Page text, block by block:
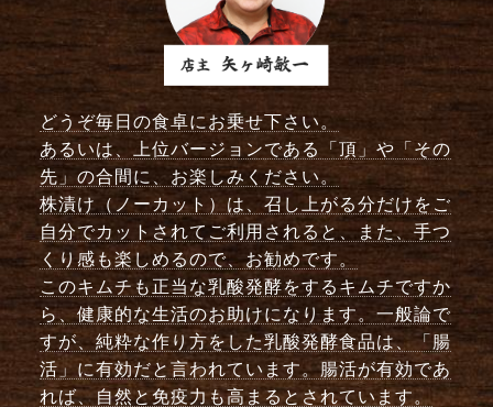
どうぞ毎日の食卓にお乗せ下さい。
あるいは、上位バージョンである「頂」や「その
先」の合間に、お楽しみください。
株漬け（ノーカット）は、召し上がる分だけをご
自分でカットされてご利用されると、また、手つ
くり感も楽しめるので、お勧めです。
このキムチも正当な乳酸発酵をするキムチですか
ら、健康的な生活のお助けになります。一般論で
すが、純粋な作り方をした乳酸発酵食品は、「腸
活」に有効だと言われています。腸活が有効であ
れば、自然と免疫力も高まるとされています。